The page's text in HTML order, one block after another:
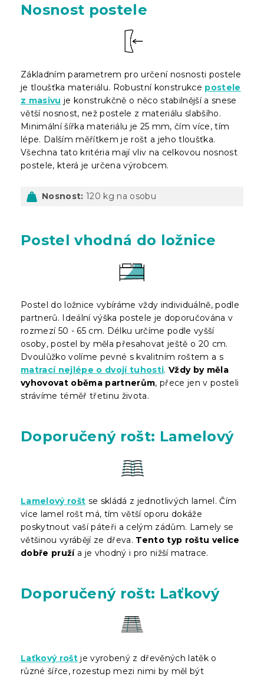
Nosnost postele
Základním parametrem pro určení nosnosti postele
je tloušťka materiálu. Robustní konstrukce postele
z masivu je konstrukčně o něco stabilnější a snese
větší nosnost, než postele z materiálu slabšího.
Minimální šířka materiálu je 25 mm, čím více, tím
lépe. Dalším měřítkem je rošt a jeho tloušťka.
Všechna tato kritéria mají vliv na celkovou nosnost
postele, která je určena výrobcem.
Nosnost: 120 kg na osobu
Postel vhodná do ložnice
Postel do ložnice vybíráme vždy individuálně, podle
partnerů. Ideální výška postele je doporučována v
rozmezí 50 - 65 cm. Délku určíme podle vyšší
osoby, postel by měla přesahovat ještě o 20 cm.
Dvoulůžko volíme pevné s kvalitním roštem a s
matrací nejlépe o dvojí tuhosti.Vždy by měla
vyhovovat oběma partnerům, přece jen v posteli
strávíme téměř třetinu života.
Doporučený rošt: Lamelový
Lamelový rošt se skládá z jednotlivých lamel. Čím
více lamel rošt má, tím větší oporu dokáže
poskytnout vaší páteři a celým zádům. Lamely se
většinou vyrábějí ze dřeva. Tento typ roštu velice
dobře pružía je vhodný i pro nižší matrace.
Doporučený rošt: Laťkový
Laťkový rošt je vyrobený z dřevěných latěk o
různé šířce, rozestup mezi nimi by měl být